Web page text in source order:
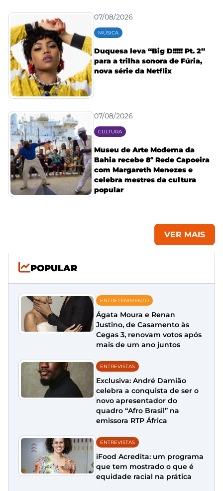
07/08/2026
MÚSICA
Duquesa leva “Big D!!!!! Pt. 2”
para a trilha sonora de Fúria,
nova série da Netflix
07/08/2026
CULTURA
Museu de Arte Moderna da
Bahia recebe 8º Rede Capoeira
com Margareth Menezes e
celebra mestres da cultura
popular
VER MAIS
POPULAR
ENTRETENIMENTO
Ágata Moura e Renan
Justino, de Casamento às
Cegas 3, renovam votos após
mais de um ano juntos
ENTREVISTAS
Exclusiva: André Damião
celebra a conquista de ser o
novo apresentador do
quadro “Afro Brasil” na
emissora RTP África
ENTREVISTAS
iFood Acredita: um programa
que tem mostrado o que é
equidade racial na prática